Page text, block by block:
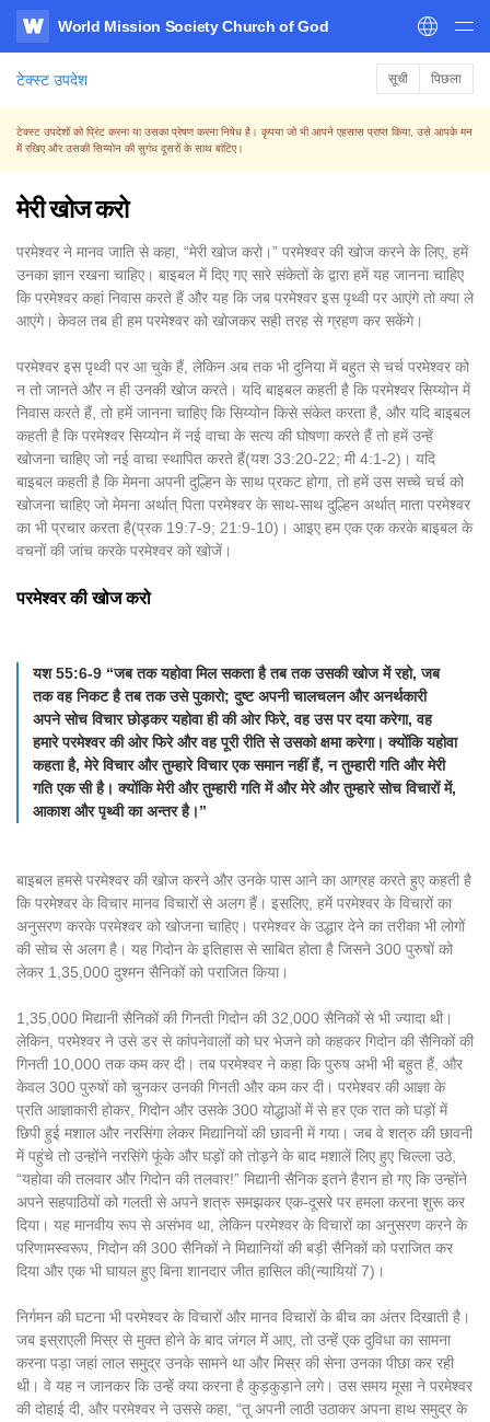
WATV
World Mission Society Church of God
टेक्स्ट उपदेश सूची पिछला
टेक्स्ट उपदेशों को प्रिंट करना या उसका प्रेषण करना निषेध है। कृपया जो भी आपने एहसास प्राप्त किया, उसे आपके मन
में रखिए और उसकी सिय्योन की सुगंध दूसरों के साथ बांटिए।
मेरी खोज करो
परमेश्वर ने मानव जाति से कहा, “मेरी खोज करो।” परमेश्वर की खोज करने के लिए, हमें
उनका ज्ञान रखना चाहिए। बाइबल में दिए गए सारे संकेतों के द्वारा हमें यह जानना चाहिए
कि परमेश्वर कहां निवास करते हैं और यह कि जब परमेश्वर इस पृथ्वी पर आएंगे तो क्या ले
आएंगे। केवल तब ही हम परमेश्वर को खोजकर सही तरह से ग्रहण कर सकेंगे।
परमेश्वर इस पृथ्वी पर आ चुके हैं, लेकिन अब तक भी दुनिया में बहुत से चर्च परमेश्वर को
न तो जानते और न ही उनकी खोज करते। यदि बाइबल कहती है कि परमेश्वर सिय्योन में
निवास करते हैं, तो हमें जानना चाहिए कि सिय्योन किसे संकेत करता है, और यदि बाइबल
कहती है कि परमेश्वर सिय्योन में नई वाचा के सत्य की घोषणा करते हैं तो हमें उन्हें
खोजना चाहिए जो नई वाचा स्थापित करते हैं(यश 33:20-22; मी 4:1-2)। यदि
बाइबल कहती है कि मेमना अपनी दुल्हिन के साथ प्रकट होगा, तो हमें उस सच्चे चर्च को
खोजना चाहिए जो मेमना अर्थात् पिता परमेश्वर के साथ-साथ दुल्हिन अर्थात् माता परमेश्वर
का भी प्रचार करता है(प्रक 19:7-9; 21:9-10)। आइए हम एक एक करके बाइबल के
वचनों की जांच करके परमेश्वर को खोजें।
परमेश्वर की खोज करो
यश 55:6-9 “जब तक यहोवा मिल सकता है तब तक उसकी खोज में रहो, जब
तक वह निकट है तब तक उसे पुकारो; दुष्ट अपनी चालचलन और अनर्थकारी
अपने सोच विचार छोड़कर यहोवा ही की ओर फिरे, वह उस पर दया करेगा, वह
हमारे परमेश्वर की ओर फिरे और वह पूरी रीति से उसको क्षमा करेगा। क्योंकि यहोवा
कहता है, मेरे विचार और तुम्हारे विचार एक समान नहीं हैं, न तुम्हारी गति और मेरी
गति एक सी है। क्योंकि मेरी और तुम्हारी गति में और मेरे और तुम्हारे सोच विचारों में,
आकाश और पृथ्वी का अन्तर है।”
बाइबल हमसे परमेश्वर की खोज करने और उनके पास आने का आग्रह करते हुए कहती है
कि परमेश्वर के विचार मानव विचारों से अलग हैं। इसलिए, हमें परमेश्वर के विचारों का
अनुसरण करके परमेश्वर को खोजना चाहिए। परमेश्वर के उद्धार देने का तरीका भी लोगों
की सोच से अलग है। यह गिदोन के इतिहास से साबित होता है जिसने 300 पुरुषों को
लेकर 1,35,000 दुश्मन सैनिकों को पराजित किया।
1,35,000 मिद्यानी सैनिकों की गिनती गिदोन की 32,000 सैनिकों से भी ज्यादा थी।
लेकिन, परमेश्वर ने उसे डर से कांपनेवालों को घर भेजने को कहकर गिदोन की सैनिकों की
गिनती 10,000 तक कम कर दी। तब परमेश्वर ने कहा कि पुरुष अभी भी बहुत हैं, और
केवल 300 पुरुषों को चुनकर उनकी गिनती और कम कर दी। परमेश्वर की आज्ञा के
प्रति आज्ञाकारी होकर, गिदोन और उसके 300 योद्धाओं में से हर एक रात को घड़ों में
छिपी हुई मशाल और नरसिंगा लेकर मिद्यानियों की छावनी में गया। जब वे शत्रु की छावनी
में पहुंचे तो उन्होंने नरसिंगे फूंके और घड़ों को तोड़ने के बाद मशालें लिए हुए चिल्ला उठे,
“यहोवा की तलवार और गिदोन की तलवार!” मिद्यानी सैनिक इतने हैरान हो गए कि उन्होंने
अपने सहपाठियों को गलती से अपने शत्रु समझकर एक-दूसरे पर हमला करना शुरू कर
दिया। यह मानवीय रूप से असंभव था, लेकिन परमेश्वर के विचारों का अनुसरण करने के
परिणामस्वरूप, गिदोन की 300 सैनिकों ने मिद्यानियों की बड़ी सैनिकों को पराजित कर
दिया और एक भी घायल हुए बिना शानदार जीत हासिल की(न्यायियों 7)।
निर्गमन की घटना भी परमेश्वर के विचारों और मानव विचारों के बीच का अंतर दिखाती है।
जब इस्राएली मिस्र से मुक्त होने के बाद जंगल में आए, तो उन्हें एक दुविधा का सामना
करना पड़ा जहां लाल समुद्र उनके सामने था और मिस्र की सेना उनका पीछा कर रही
थी। वे यह न जानकर कि उन्हें क्या करना है कुड़कुड़ाने लगे। उस समय मूसा ने परमेश्वर
की दोहाई दी, और परमेश्वर ने उससे कहा, “तू अपनी लाठी उठाकर अपना हाथ समुद्र के